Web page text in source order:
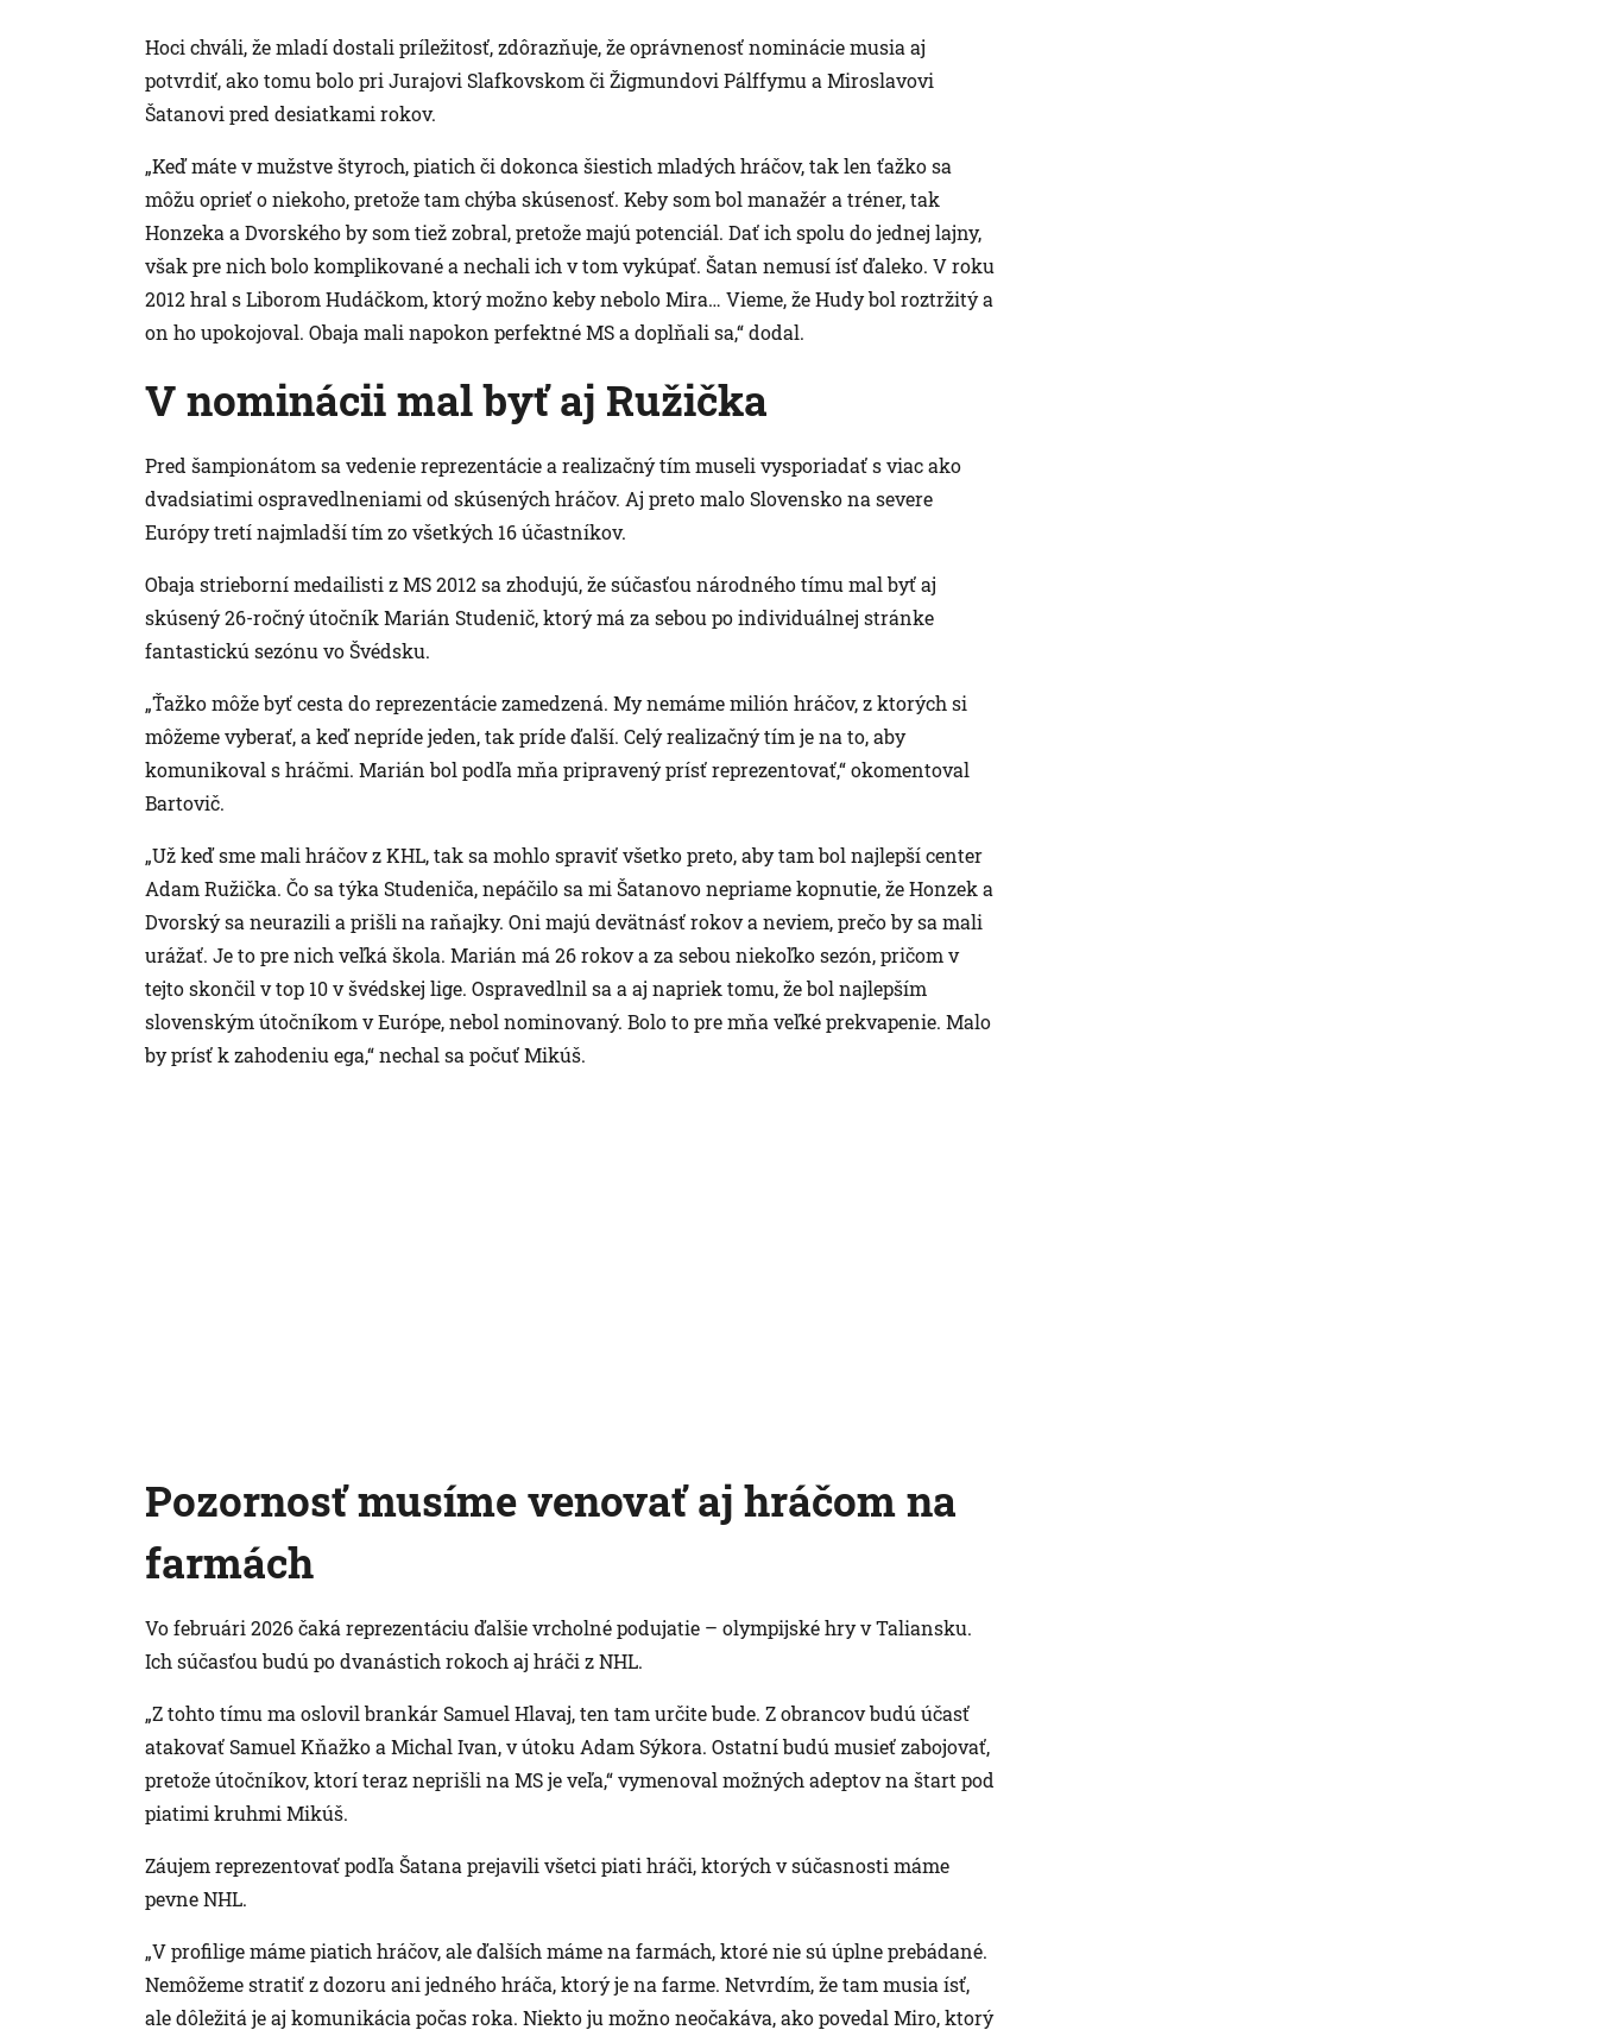
Hoci chváli, že mladí dostali príležitosť, zdôrazňuje, že oprávnenosť nominácie musia aj
potvrdiť, ako tomu bolo pri Jurajovi Slafkovskom či Žigmundovi Pálffymu a Miroslavovi
Šatanovi pred desiatkami rokov.
„Keď máte v mužstve štyroch, piatich či dokonca šiestich mladých hráčov, tak len ťažko sa
môžu oprieť o niekoho, pretože tam chýba skúsenosť. Keby som bol manažér a tréner, tak
Honzeka a Dvorského by som tiež zobral, pretože majú potenciál. Dať ich spolu do jednej lajny,
však pre nich bolo komplikované a nechali ich v tom vykúpať. Šatan nemusí ísť ďaleko. V roku
2012 hral s Liborom Hudáčkom, ktorý možno keby nebolo Mira… Vieme, že Hudy bol roztržitý a
on ho upokojoval. Obaja mali napokon perfektné MS a doplňali sa,“ dodal.
V nominácii mal byť aj Ružička
Pred šampionátom sa vedenie reprezentácie a realizačný tím museli vysporiadať s viac ako
dvadsiatimi ospravedlneniami od skúsených hráčov. Aj preto malo Slovensko na severe
Európy tretí najmladší tím zo všetkých 16 účastníkov.
Obaja strieborní medailisti z MS 2012 sa zhodujú, že súčasťou národného tímu mal byť aj
skúsený 26-ročný útočník Marián Studenič, ktorý má za sebou po individuálnej stránke
fantastickú sezónu vo Švédsku.
„Ťažko môže byť cesta do reprezentácie zamedzená. My nemáme milión hráčov, z ktorých si
môžeme vyberať, a keď nepríde jeden, tak príde ďalší. Celý realizačný tím je na to, aby
komunikoval s hráčmi. Marián bol podľa mňa pripravený prísť reprezentovať,“ okomentoval
Bartovič.
„Už keď sme mali hráčov z KHL, tak sa mohlo spraviť všetko preto, aby tam bol najlepší center
Adam Ružička. Čo sa týka Studeniča, nepáčilo sa mi Šatanovo nepriame kopnutie, že Honzek a
Dvorský sa neurazili a prišli na raňajky. Oni majú devätnásť rokov a neviem, prečo by sa mali
urážať. Je to pre nich veľká škola. Marián má 26 rokov a za sebou niekoľko sezón, pričom v
tejto skončil v top 10 v švédskej lige. Ospravedlnil sa a aj napriek tomu, že bol najlepším
slovenským útočníkom v Európe, nebol nominovaný. Bolo to pre mňa veľké prekvapenie. Malo
by prísť k zahodeniu ega,“ nechal sa počuť Mikúš.
Pozornosť musíme venovať aj hráčom na
farmách
Vo februári 2026 čaká reprezentáciu ďalšie vrcholné podujatie – olympijské hry v Taliansku.
Ich súčasťou budú po dvanástich rokoch aj hráči z NHL.
„Z tohto tímu ma oslovil brankár Samuel Hlavaj, ten tam určite bude. Z obrancov budú účasť
atakovať Samuel Kňažko a Michal Ivan, v útoku Adam Sýkora. Ostatní budú musieť zabojovať,
pretože útočníkov, ktorí teraz neprišli na MS je veľa,“ vymenoval možných adeptov na štart pod
piatimi kruhmi Mikúš.
Záujem reprezentovať podľa Šatana prejavili všetci piati hráči, ktorých v súčasnosti máme
pevne NHL.
„V profilige máme piatich hráčov, ale ďalších máme na farmách, ktoré nie sú úplne prebádané.
Nemôžeme stratiť z dozoru ani jedného hráča, ktorý je na farme. Netvrdím, že tam musia ísť,
ale dôležitá je aj komunikácia počas roka. Niekto ju možno neočakáva, ako povedal Miro, ktorý